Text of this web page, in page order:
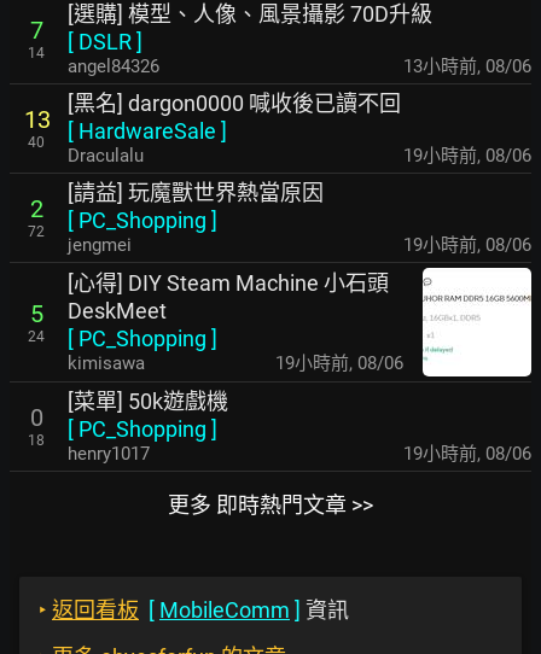
7
14
[選購] 模型、人像、風景攝影 70D升級
[ DSLR]
angel84326 13小時前, 08/06
13
40
[黑名] dargon0000 喊收後已讀不回
[ HardwareSale ]
Draculalu 19小時前, 08/06
2
72
[請益] 玩魔獸世界熱當原因
[ PC_Shopping ]
jengmei 19小時前, 08/06
5
24
[心得] DIY Steam Machine 小石頭
DeskMeet
[ PC_Shopping ]
kimisawa 19小時前, 08/06
0
18
[菜單] 50k遊戲機
[ PC_Shopping ]
henry1017 19小時前, 08/06
更多 即時熱門文章 >>
‣ 返回看板 [ MobileComm ] 資訊